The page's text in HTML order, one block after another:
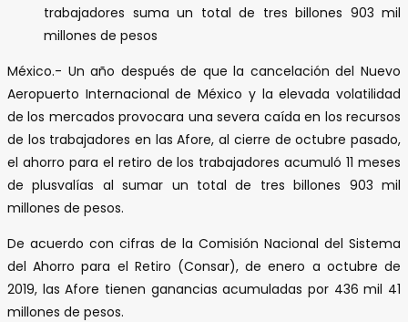
trabajadores suma un total de tres billones 903 mil
millones de pesos
México.- Un año después de que la cancelación del Nuevo
Aeropuerto Internacional de México y la elevada volatilidad
de los mercados provocara una severa caída en los recursos
de los trabajadores en las Afore, al cierre de octubre pasado,
el ahorro para el retiro de los trabajadores acumuló 11 meses
de plusvalías al sumar un total de tres billones 903 mil
millones de pesos.
De acuerdo con cifras de la Comisión Nacional del Sistema
del Ahorro para el Retiro (Consar), de enero a octubre de
2019, las Afore tienen ganancias acumuladas por 436 mil 41
millones de pesos.